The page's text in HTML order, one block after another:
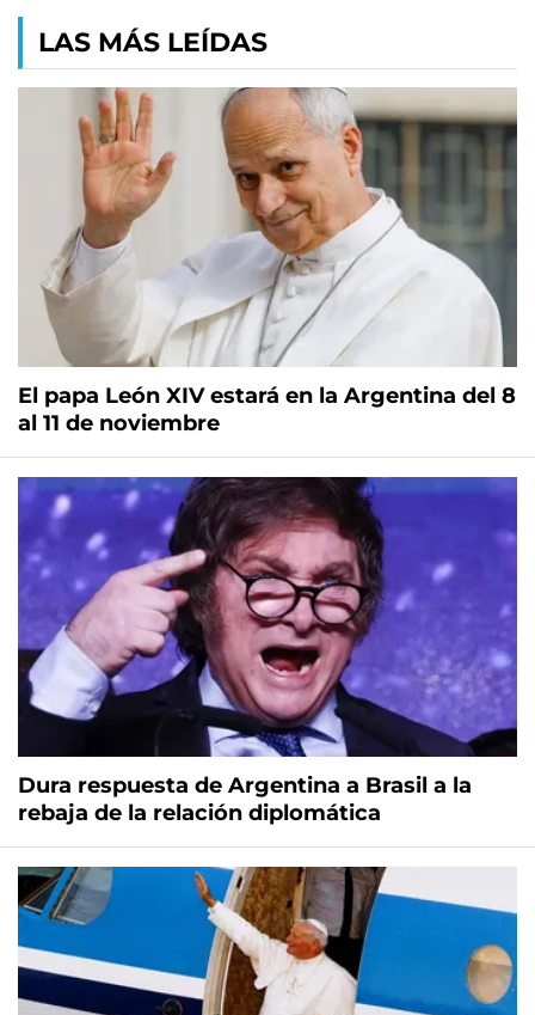
LAS MÁS LEÍDAS
El papa León XIV estará en la Argentina del 8
al 11 de noviembre
Dura respuesta de Argentina a Brasil a la
rebaja de la relación diplomática